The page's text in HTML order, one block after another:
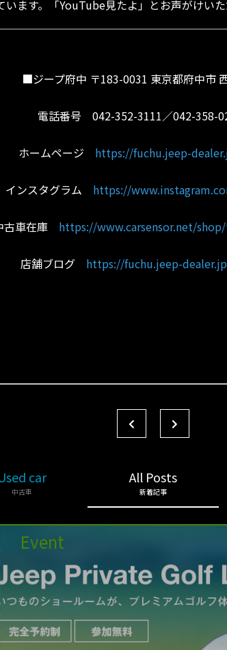
います。「YouTube見たよ」とお声がけいた
■ジープ府中 〒183-0031 東京都府中市
電話番号 042-352-3111／042-358-
ホームページ https://fuchu.jeep-
インスタグラム https://
古車在庫 https://www.carsensor.net/
店舗ブログ https://fuchu.jeep-
car
中古車
All Posts
新着記事
Event